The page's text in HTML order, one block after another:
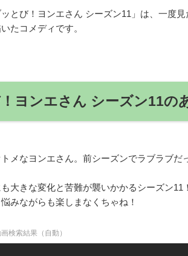
とび！ヨンエさん シーズン11」は、一度
たコメディです。
ヨンエさん シーズン11の
メなヨンエさん。前シーズンでラブラブ
大きな変化と苦難が襲いかかるシーズン
みながらも楽しまなくちゃね！
検索結果（自動）